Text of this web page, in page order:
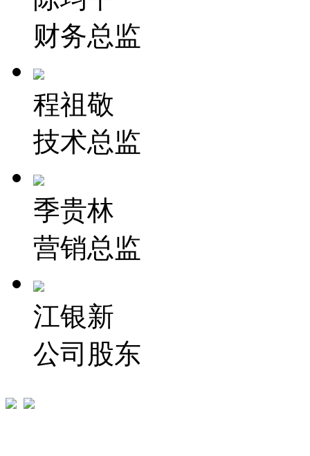
财务总监
程祖敬
技术总监
季贵林
营销总监
江银新
公司股东